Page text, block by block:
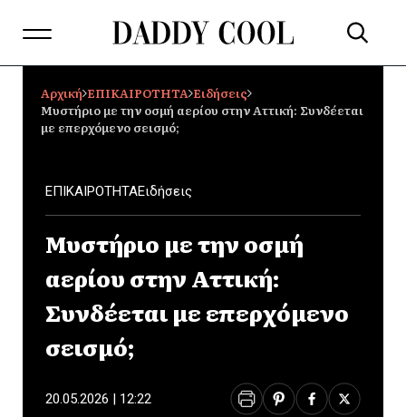
Αρχική ΕΠΙΚΑΙΡΟΤΗΤΑ Ειδήσεις
Μυστήριο με την οσμή αερίου στην Αττική: Συνδέεται
με επερχόμενο σεισμό;
ΕΠΙΚΑΙΡΟΤΗΤΑΕιδήσεις
Μυστήριο με την οσμή
αερίου στην Αττική:
Συνδέεται με επερχόμενο
σεισμό;
20.05.2026 | 12:22